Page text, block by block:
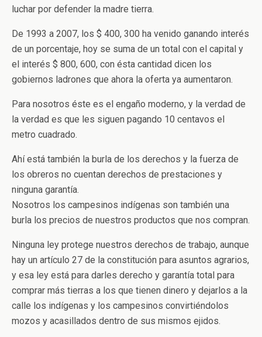
luchar por defender la madre tierra.
De 1993 a 2007, los $ 400, 300 ha venido ganando interés
de un porcentaje, hoy se suma de un total con el capital y
el interés $ 800, 600, con ésta cantidad dicen los
gobiernos ladrones que ahora la oferta ya aumentaron.
Para nosotros éste es el engaño moderno, y la verdad de
la verdad es que les siguen pagando 10 centavos el
metro cuadrado.
Ahí está también la burla de los derechos y la fuerza de
los obreros no cuentan derechos de prestaciones y
ninguna garantía.
Nosotros los campesinos indígenas son también una
burla los precios de nuestros productos que nos compran.
Ninguna ley protege nuestros derechos de trabajo, aunque
hay un artículo 27 de la constitución para asuntos agrarios,
y esa ley está para darles derecho y garantía total para
comprar más tierras a los que tienen dinero y dejarlos a la
calle los indígenas y los campesinos convirtiéndolos
mozos y acasillados dentro de sus mismos ejidos.